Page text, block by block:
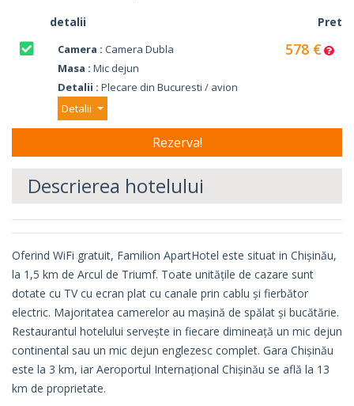
detalii Pret
Camera : Camera Dubla
Masa : Mic dejun
Detalii : Plecare din Bucuresti / avion
Detalii
578 €
Descrierea hotelului
Oferind WiFi gratuit, Familion ApartHotel este situat in Chișinău,
la 1,5 km de Arcul de Triumf. Toate unitățile de cazare sunt
dotate cu TV cu ecran plat cu canale prin cablu și fierbător
electric. Majoritatea camerelor au mașină de spălat și bucătărie.
Restaurantul hotelului servește in fiecare dimineață un mic dejun
continental sau un mic dejun englezesc complet. Gara Chișinău
este la 3 km, iar Aeroportul Internațional Chișinău se află la 13
km de proprietate.​